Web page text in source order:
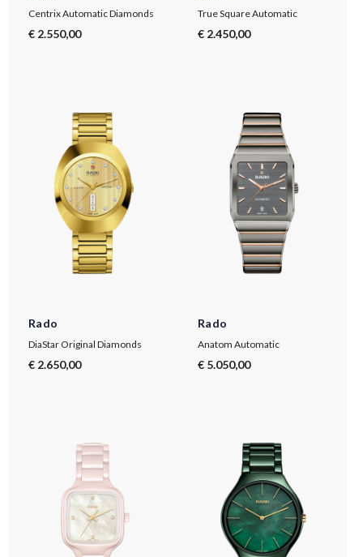
Centrix Automatic Diamonds
€ 2.550,00
True Square Automatic
€ 2.450,00
Rado
DiaStar Original Diamonds
€ 2.650,00
Rado
Anatom Automatic
€ 5.050,00